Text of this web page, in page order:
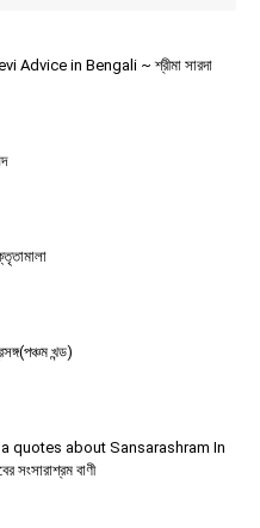
Advice in Bengali ~ শ্রীমা সারদা
খন্ড)
quotes about Sansarashram In
সংসারাশ্রম বাণী